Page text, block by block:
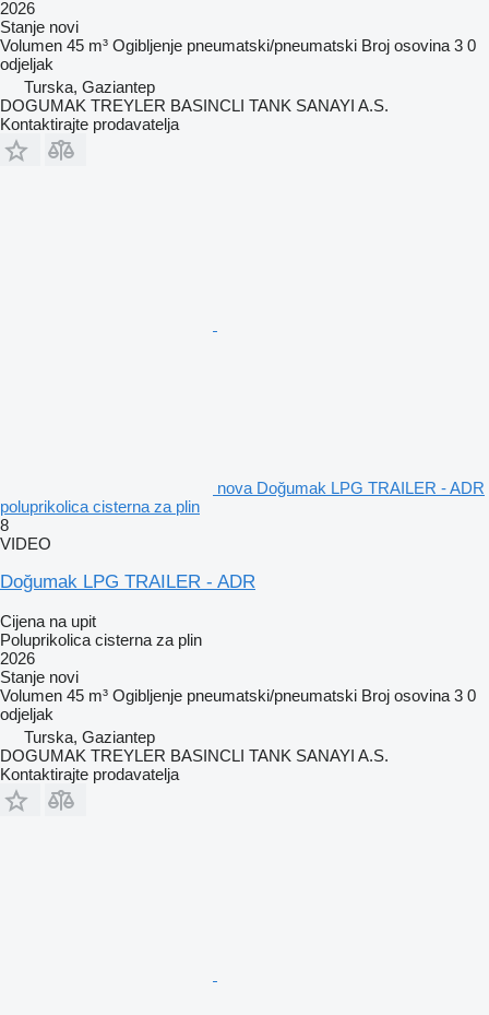
2026
Stanje novi
Volumen 45 m³ Ogibljenje pneumatski/pneumatski Broj osovina 3 0
odjeljak
Turska, Gaziantep
DOGUMAK TREYLER BASINCLI TANK SANAYI A.S.
Kontaktirajte prodavatelja
nova Doğumak LPG TRAILER - ADR
poluprikolica cisterna za plin
8
VIDEO
Doğumak LPG TRAILER - ADR
Cijena na upit
Poluprikolica cisterna za plin
2026
Stanje novi
Volumen 45 m³ Ogibljenje pneumatski/pneumatski Broj osovina 3 0
odjeljak
Turska, Gaziantep
DOGUMAK TREYLER BASINCLI TANK SANAYI A.S.
Kontaktirajte prodavatelja